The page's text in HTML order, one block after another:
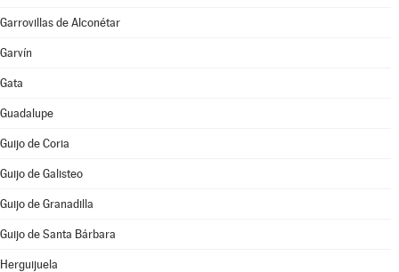
Garrovillas de Alconétar
Garvín
Gata
Guadalupe
Guijo de Coria
Guijo de Galisteo
Guijo de Granadilla
Guijo de Santa Bárbara
Herguijuela